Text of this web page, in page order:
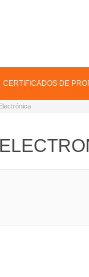
CERTIFICADOS DE